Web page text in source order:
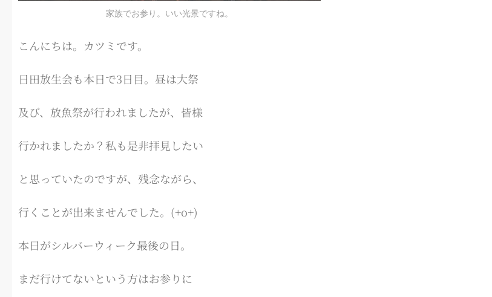
家族でお参り。いい光景ですね。
こんにちは。カツミです。
日田放生会も本日で3日目。昼は大祭
及び、放魚祭が行われましたが、皆様
行かれましたか？私も是非拝見したい
と思っていたのですが、残念ながら、
行くことが出来ませんでした。(+o+)
本日がシルバーウィーク最後の日。
まだ行けてないという方はお参りに